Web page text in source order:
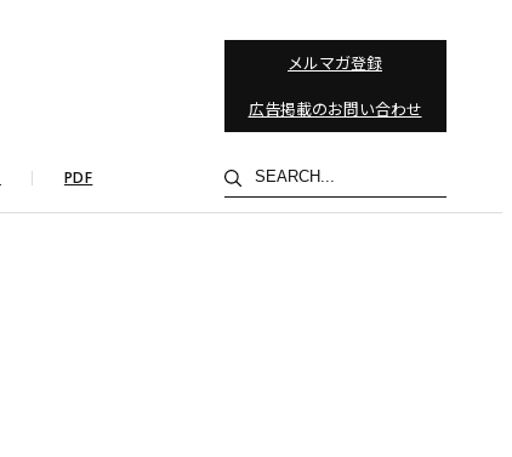
メルマガ登録
広告掲載のお問い合わせ
PDF
検
索